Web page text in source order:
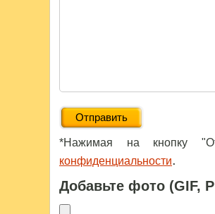
*Нажимая на кнопку
конфиденциальности.
Добавьте фото (GIF,